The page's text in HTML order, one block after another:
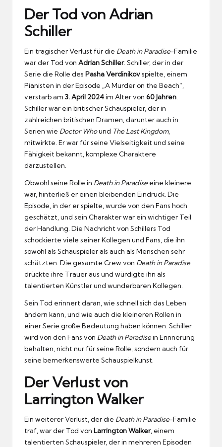
Der Tod von Adrian
Schiller
Ein tragischer Verlust für die Death in Paradise-Familie
war der Tod von Adrian Schiller. Schiller, der in der
Serie die Rolle des Pasha Verdinikovspielte, einem
Pianisten in der Episode „A Murder on the Beach“,
verstarb am 3. April 2024im Alter von 60 Jahren.
Schiller war ein britischer Schauspieler, der in
zahlreichen britischen Dramen, darunter auch in
Serien wie Doctor Whound The Last Kingdom,
mitwirkte. Er war für seine Vielseitigkeit und seine
Fähigkeit bekannt, komplexe Charaktere
darzustellen.
Obwohl seine Rolle in Death in Paradise eine kleinere
war, hinterließ er einen bleibenden Eindruck. Die
Episode, in der er spielte, wurde von den Fans hoch
geschätzt, und sein Charakter war ein wichtiger Teil
der Handlung. Die Nachricht von Schillers Tod
schockierte viele seiner Kollegen und Fans, die ihn
sowohl als Schauspieler als auch als Menschen sehr
schätzten. Die gesamte Crew von Death in Paradise
drückte ihre Trauer aus und würdigte ihn als
talentierten Künstler und wunderbaren Kollegen.
Sein Tod erinnert daran, wie schnell sich das Leben
ändern kann, und wie auch die kleineren Rollen in
einer Serie große Bedeutung haben können. Schiller
wird von den Fans von Death in Paradisein Erinnerung
behalten, nicht nur für seine Rolle, sondern auch für
seine bemerkenswerte Schauspielkunst.
Der Verlust von
Larrington Walker
Ein weiterer Verlust, der die Death in Paradise-Familie
traf, war der Tod von Larrington Walker, einem
talentierten Schauspieler, der in mehreren Episoden